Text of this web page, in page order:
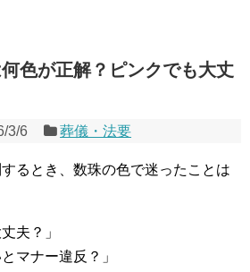
色が正解？ピンクでも大丈
3/6 葬儀・法要
るとき、数珠の色で迷ったことは
夫？」
マナー違反？」